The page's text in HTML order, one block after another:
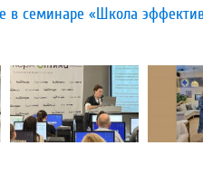
в семинаре «Школа